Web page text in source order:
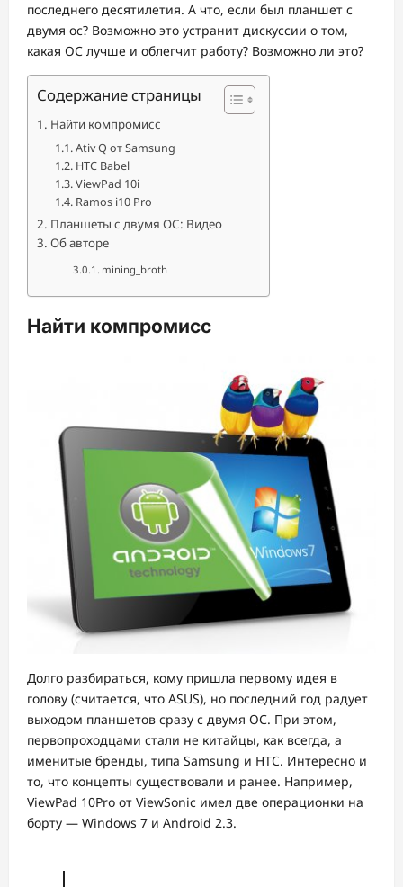
последнего десятилетия. А что, если был планшет с
двумя ос? Возможно это устранит дискуссии о том,
какая ОС лучше и облегчит работу? Возможно ли это?
Содержание страницы
Найти компромисс
Ativ Q от Samsung
HTC Babel
ViewPad 10i
Ramos i10 Pro
Планшеты с двумя ОС: Видео
Об авторе
mining_broth
Найти компромисс
Долго разбираться, кому пришла первому идея в
голову (считается, что ASUS), но последний год радует
выходом планшетов сразу с двумя ОС. При этом,
первопроходцами стали не китайцы, как всегда, а
именитые бренды, типа Samsung и HTC. Интересно и
то, что концепты существовали и ранее. Например,
ViewPad 10Pro от ViewSonic имел две операционки на
борту — Windows 7 и Android 2.3.